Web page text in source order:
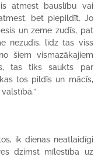
atmest bauslību vai
bet piepildīt. Jo
un zeme zudīs, pat
nezudīs, līdz tas viss
šiem vismazākajiem
tas tiks saukts par
tos pildīs un mācīs,
ik dienas neatlaidīgi
dzimst mīlestība uz